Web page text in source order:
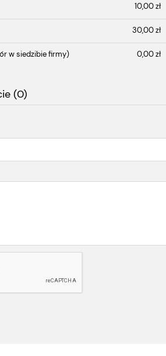
Cena nie zawiera ewentualnych kosztów
płatności
10,00 zł
30,00 zł
w siedzibie firmy) 0,00 zł
(0)